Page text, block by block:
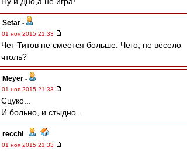
Setar -
01 ноя 2015 21:33
Чет Титов не смеется больше. Чего, не весело
чтоль?
Meyer -
01 ноя 2015 21:33
Сцуко...
И больно, и стыдно...
recchi -
01 ноя 2015 21:33